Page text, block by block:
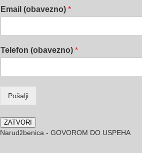
Email (obavezno) *
Telefon (obavezno) *
Pošalji
ZATVORI
Narudžbenica - GOVOROM DO USPEHA